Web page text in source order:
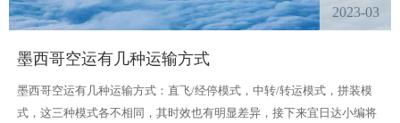
2023-03
墨西哥空运有几种运输方式
墨西哥空运有几种运输方式：直飞/经停模式，中转/转运模式，拼装模
式，这三种模式各不相同，其时效也有明显差异，接下来宜日达小编将